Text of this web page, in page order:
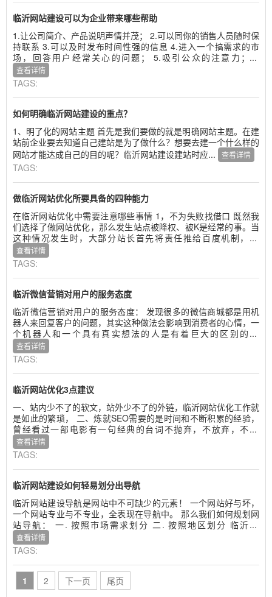
临沂网站建设可以为企业带来哪些帮助
1.让公司简介、产品说明声情并茂； 2.可以同你的销售人员随时保
持联系 3.可以及时发布时间性强的信息 4.进入一个搞需求的市
场，回答用户经常关心的问题； 5.吸引公众的注意力；...
查看详情
TAGS:
如何明确临沂网站建设的重点？
1、明了化的网站主题 首先是我们要做的就是明确网站主题。在建
站前企业要去知道自己建站是为了做什么？想要去建一个什么样的
网站才能达成自己的目的呢？临沂网站建设建站时应...
查看详情
TAGS:
做临沂网站优化所要具备的四种能力
在临沂网站优化中需要注意哪些事情 1，不为失败找借口 既然我
们选择了做网站优化，那么发生站点被降权、被K是经常的事。当
这种情况发生时，大部分站长首先将责任推给百度机制，...
查看详情
TAGS:
临沂微信营销对用户的服务态度
临沂微信营销对用户的服务态度： 发现很多的微信商城都是用机
器人来回复客户的问题，其实这种做法会影响到消费者的心情，一
个机器人和一个具有真实想法的人是有着巨大的区别的...
查看详情
TAGS:
临沂网站优化3点建议
一、站内少不了的软文，站外少不了的外链，临沂网站优化工作就
是如此的繁琐， 二、炼就SEO需要的是时间和不断积累的经验，
曾经看过一部电影有一句经典的台词不抛弃，不放弃，不...
查看详情
TAGS:
临沂网站建设如何轻易划分出导航
临沂网站建设导航是网站中不可缺少的元素！ 一个网站好与坏，
一个网站专业与不专业，全表现在导航中。 那么我们如何规划网
站导航： 一. 按照市场需求划分 二. 按照地区划分 临沂...
查看详情
TAGS:
1 2 下一页 尾页